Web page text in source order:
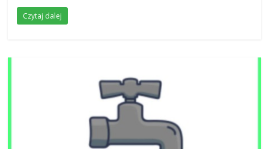
Czytaj dalej